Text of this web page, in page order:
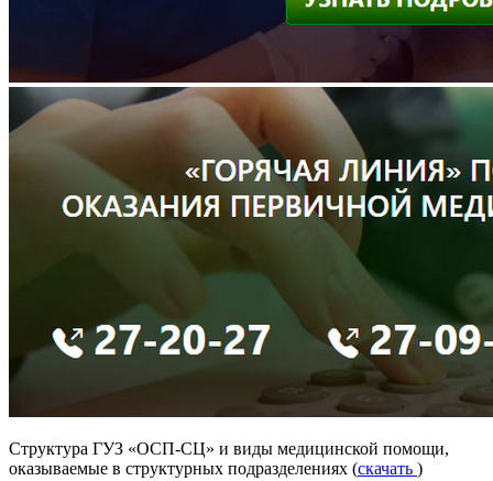
Структура ГУЗ «ОСП-СЦ» и виды медицинской помощи,
оказываемые в структурных подразделениях (скачать )